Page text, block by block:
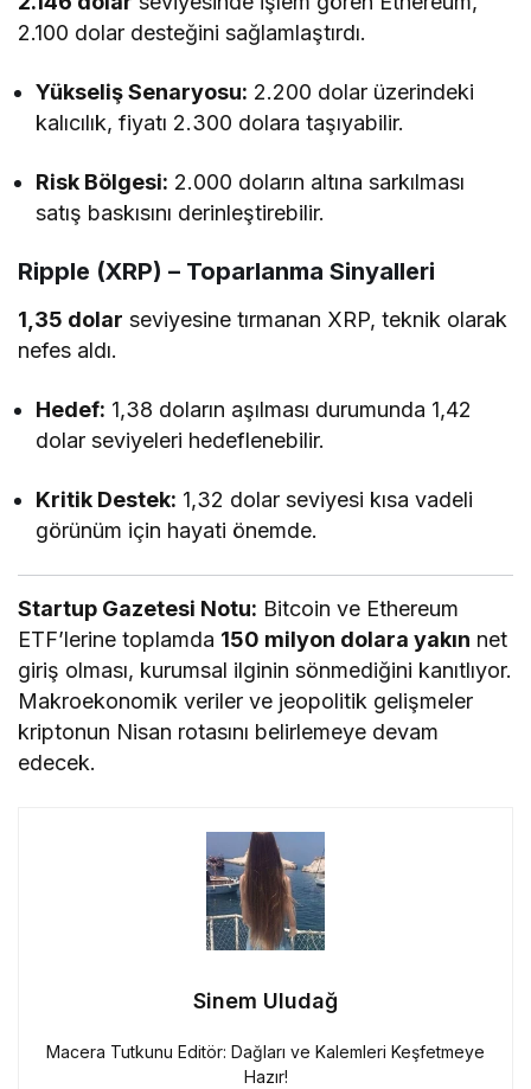
2.100 dolar desteğini sağlamlaştırdı.
Yükseliş Senaryosu: 2.200 dolar üzerindeki
kalıcılık, fiyatı 2.300 dolara taşıyabilir.
Risk Bölgesi: 2.000 doların altına sarkılması
satış baskısını derinleştirebilir.
Ripple (XRP) – Toparlanma Sinyalleri
1,35 dolar seviyesine tırmanan XRP, teknik olarak
nefes aldı.
Hedef: 1,38 doların aşılması durumunda 1,42
dolar seviyeleri hedeflenebilir.
Kritik Destek: 1,32 dolar seviyesi kısa vadeli
görünüm için hayati önemde.
Startup Gazetesi Notu: Bitcoin ve Ethereum
ETF’lerine toplamda 150 milyon dolara yakın net
giriş olması, kurumsal ilginin sönmediğini kanıtlıyor.
Makroekonomik veriler ve jeopolitik gelişmeler
kriptonun Nisan rotasını belirlemeye devam
edecek.
Sinem Uludağ
Macera Tutkunu Editör: Dağları ve Kalemleri Keşfetmeye
Hazır!